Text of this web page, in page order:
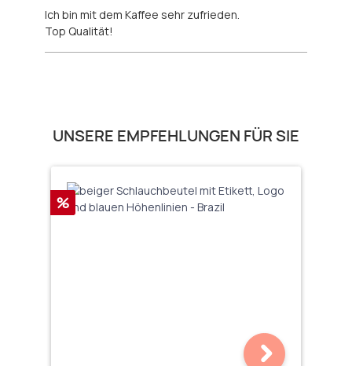
Ich bin mit dem Kaffee sehr zufrieden.
Top Qualität!
Produktgalerie überspringen
UNSERE EMPFEHLUNGEN FÜR SIE
Rabatt
%